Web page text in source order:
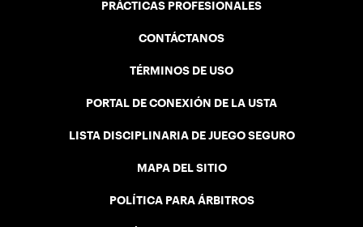
PRÁCTICAS PROFESIONALES
CONTÁCTANOS
TÉRMINOS DE USO
PORTAL DE CONEXIÓN DE LA USTA
LISTA DISCIPLINARIA DE JUEGO SEGURO
MAPA DEL SITIO
POLÍTICA PARA ÁRBITROS